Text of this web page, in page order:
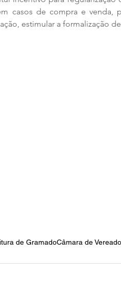
casos de compra e
estimular a formalização
de GramadoCâmara de